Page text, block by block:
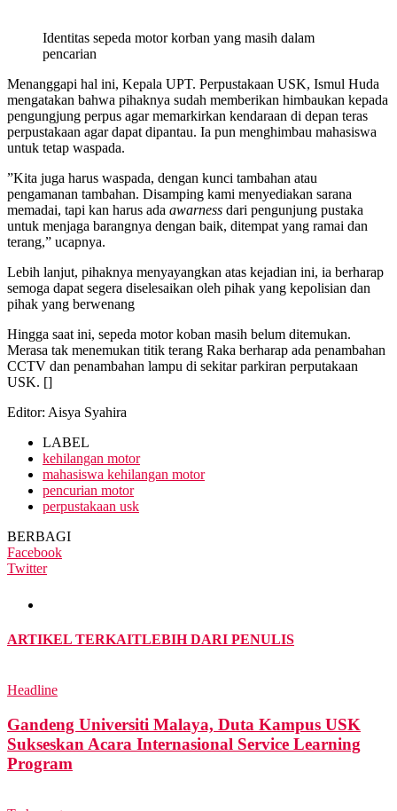
Identitas sepeda motor korban yang masih dalam
pencarian
Menanggapi hal ini, Kepala UPT. Perpustakaan USK, Ismul Huda
mengatakan bahwa pihaknya sudah memberikan himbaukan kepada
pengungjung perpus agar memarkirkan kendaraan di depan teras
perpustakaan agar dapat dipantau. Ia pun menghimbau mahasiswa
untuk tetap waspada.
”Kita juga harus waspada, dengan kunci tambahan atau
pengamanan tambahan. Disamping kami menyediakan sarana
memadai, tapi kan harus ada awarness dari pengunjung pustaka
untuk menjaga barangnya dengan baik, ditempat yang ramai dan
terang,” ucapnya.
Lebih lanjut, pihaknya menyayangkan atas kejadian ini, ia berharap
semoga dapat segera diselesaikan oleh pihak yang kepolisian dan
pihak yang berwenang
Hingga saat ini, sepeda motor koban masih belum ditemukan.
Merasa tak menemukan titik terang Raka berharap ada penambahan
CCTV dan penambahan lampu di sekitar parkiran perputakaan
USK. []
Editor: Aisya Syahira
LABEL
kehilangan motor
mahasiswa kehilangan motor
pencurian motor
perpustakaan usk
BERBAGI
Facebook
Twitter
ARTIKEL TERKAITLEBIH DARI PENULIS
Headline
Gandeng Universiti Malaya, Duta Kampus USK
Sukseskan Acara Internasional Service Learning
Program